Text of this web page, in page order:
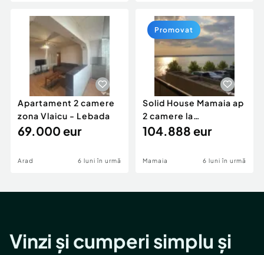
Apartament 2 camere
zona Vlaicu - Lebada
69.000 eur
Arad 6 luni în urmă
Solid House Mamaia ap
2 camere la
cheie,langa Mega
104.888 eur
Mamaia 6 luni în urmă
Promovat
Vinzi și cumperi simplu și